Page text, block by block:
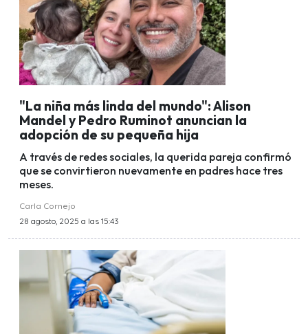
"La niña más linda del mundo": Alison
Mandel y Pedro Ruminot anuncian la
adopción de su pequeña hija
A través de redes sociales, la querida pareja confirmó
que se convirtieron nuevamente en padres hace tres
meses.
Carla Cornejo
28 agosto, 2025 a las 15:43